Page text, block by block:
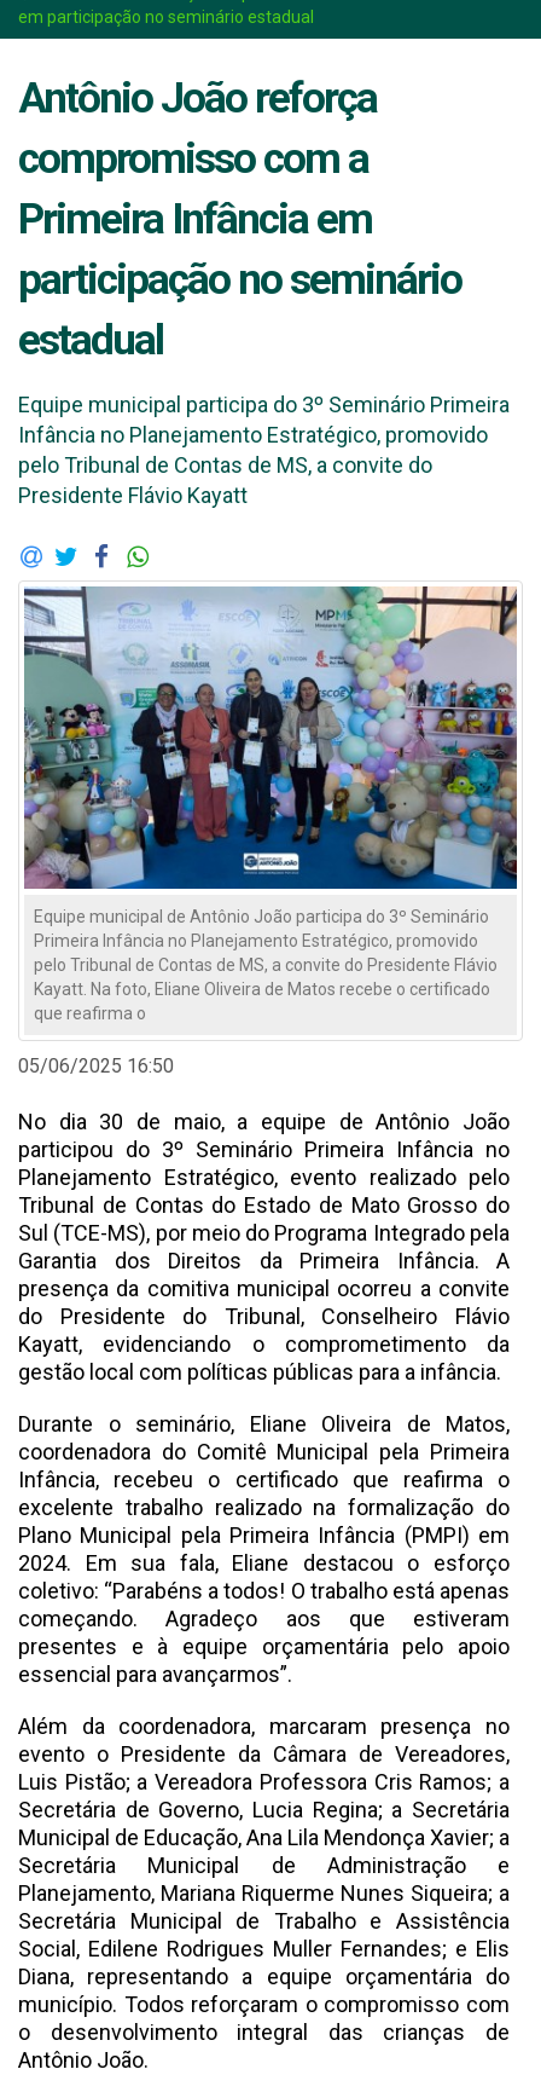
em participação no seminário estadual
Antônio João reforça
compromisso com a
Primeira Infância em
participação no seminário
estadual
Equipe municipal participa do 3º Seminário Primeira
Infância no Planejamento Estratégico, promovido
pelo Tribunal de Contas de MS, a convite do
Presidente Flávio Kayatt
Equipe municipal de Antônio João participa do 3º Seminário
Primeira Infância no Planejamento Estratégico, promovido
pelo Tribunal de Contas de MS, a convite do Presidente Flávio
Kayatt. Na foto, Eliane Oliveira de Matos recebe o certificado
que reafirma o
05/06/2025 16:50
No dia 30 de maio, a equipe de Antônio João
participou do 3º Seminário Primeira Infância no
Planejamento Estratégico, evento realizado pelo
Tribunal de Contas do Estado de Mato Grosso do
Sul (TCE-MS), por meio do Programa Integrado pela
Garantia dos Direitos da Primeira Infância. A
presença da comitiva municipal ocorreu a convite
do Presidente do Tribunal, Conselheiro Flávio
Kayatt, evidenciando o comprometimento da
gestão local com políticas públicas para a infância.
Durante o seminário, Eliane Oliveira de Matos,
coordenadora do Comitê Municipal pela Primeira
Infância, recebeu o certificado que reafirma o
excelente trabalho realizado na formalização do
Plano Municipal pela Primeira Infância (PMPI) em
2024. Em sua fala, Eliane destacou o esforço
coletivo: “Parabéns a todos! O trabalho está apenas
começando. Agradeço aos que estiveram
presentes e à equipe orçamentária pelo apoio
essencial para avançarmos”.
Além da coordenadora, marcaram presença no
evento o Presidente da Câmara de Vereadores,
Luis Pistão; a Vereadora Professora Cris Ramos; a
Secretária de Governo, Lucia Regina; a Secretária
Municipal de Educação, Ana Lila Mendonça Xavier; a
Secretária Municipal de Administração e
Planejamento, Mariana Riquerme Nunes Siqueira; a
Secretária Municipal de Trabalho e Assistência
Social, Edilene Rodrigues Muller Fernandes; e Elis
Diana, representando a equipe orçamentária do
município. Todos reforçaram o compromisso com
o desenvolvimento integral das crianças de
Antônio João.